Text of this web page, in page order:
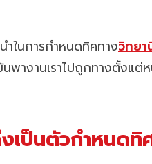
ในการกำหนดทิศทางวิทย
นพางานเราไปถูกทางตั้งแต่
เป็นตัวกำหนด